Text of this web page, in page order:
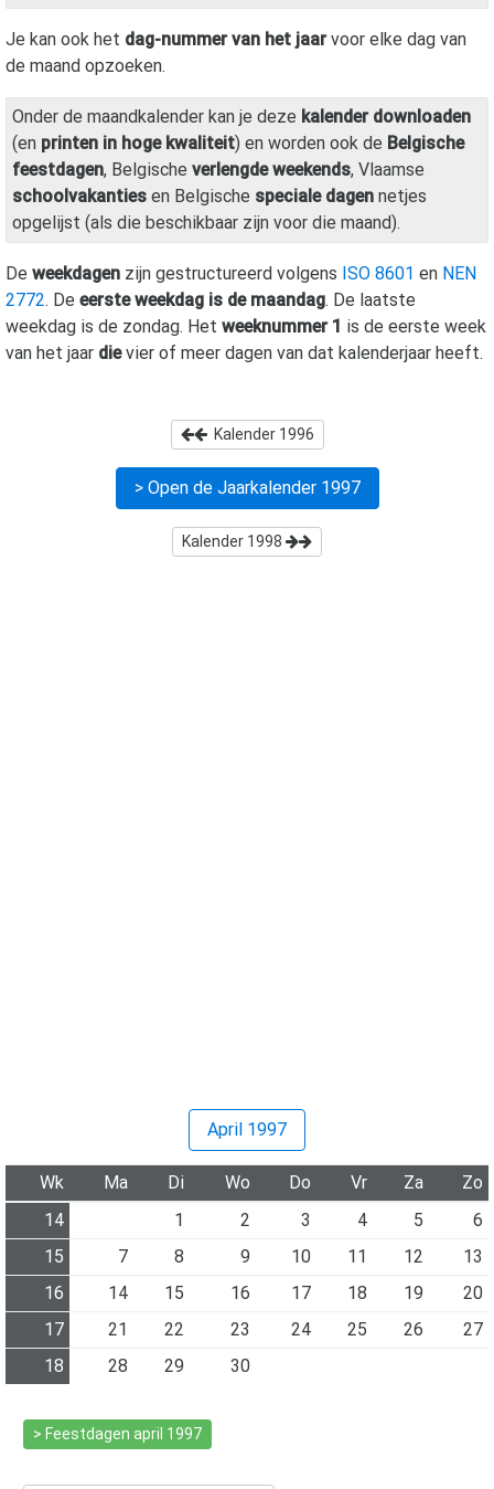
Je kan ook het dag-nummer van het jaarvoor elke dag van
de maand opzoeken.
Onder de maandkalender kan je deze kalender downloaden
(en printen in hoge kwaliteit) en worden ook de Belgische
feestdagen, Belgische verlengde weekends, Vlaamse
schoolvakanties en Belgische speciale dagen netjes
opgelijst (als die beschikbaar zijn voor die maand).
De weekdagen zijn gestructureerd volgens ISO 8601 en NEN
2772. De eerste weekdag is de maandag. De laatste
weekdag is de zondag. Het weeknummer 1 is de eerste week
van het jaar dievier of meer dagen van dat kalenderjaar heeft.
Kalender 1996
> Open de Jaarkalender 1997
Kalender 1998
April 1997
Wk Ma Di Wo Do Vr Za
Zo
14
1 2 3 4 5
6
15
7 8 9 10 11 12
13
16
14 15 16 17 18 19
20
17
21 22 23 24 25 26
27
18
28 29 30
> Feestdagen april 1997